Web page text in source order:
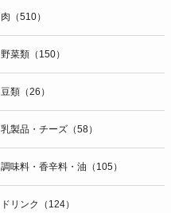
肉（510）
野菜類（150）
豆類（26）
乳製品・チーズ（58）
調味料・香辛料・油（105）
ドリンク（124）